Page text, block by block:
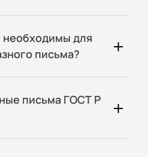
необходимы для
письма?
письма ГОСТ Р